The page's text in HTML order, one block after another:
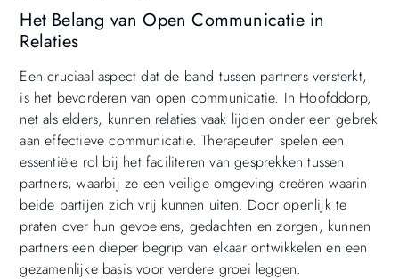
Het Belang van Open Communicatie in
Relaties
Een cruciaal aspect dat de band tussen partners versterkt,
is het bevorderen van open communicatie. In Hoofddorp,
net als elders, kunnen relaties vaak lijden onder een gebrek
aan effectieve communicatie. Therapeuten spelen een
essentiële rol bij het faciliteren van gesprekken tussen
partners, waarbij ze een veilige omgeving creëren waarin
beide partijen zich vrij kunnen uiten. Door openlijk te
praten over hun gevoelens, gedachten en zorgen, kunnen
partners een dieper begrip van elkaar ontwikkelen en een
gezamenlijke basis voor verdere groei leggen.